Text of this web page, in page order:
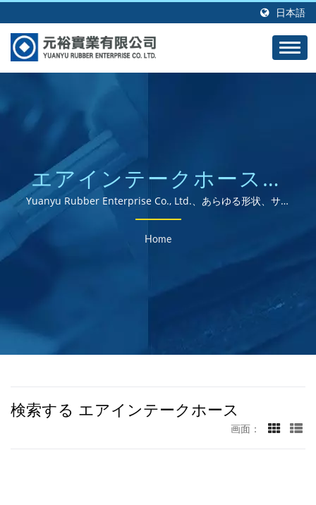
日本語
エアインテークホース検
索 | グローバルに展開す
るISOおよびROHS認証の
ゴム部品サプライヤー
Yuanyu Rubber Enterprise Co., Ltd.、あらゆる形状、サイ
ズ、材料のカスタム成形ゴム製品の専門メーカー。
Home
検索する エアインテークホース
画面：